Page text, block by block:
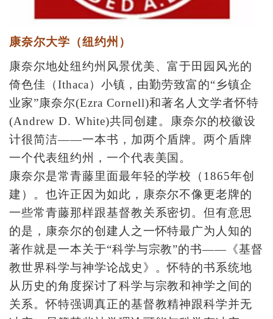
康奈尔大学（纽约州）
康奈尔地处纽约州风景优美、富于田园风光的
倚色佳（Ithaca）小镇，由勤劳致富的“乡镇企
业家”康奈尔(Ezra Cornell)和著名人文学者怀特
(Andrew D. White)共同创建。康奈尔的校徽设
计很简洁——一本书，加两个盾牌。两个盾牌
一个代表纽约州，一个代表美国。
康奈尔是常青藤里面最年轻的学校（1865年创
建）。也许正因为如此，康奈尔不像更老牌的
一些常青藤那样跟基督教关系密切。但有意思
的是，康奈尔的创建人之一怀特最广为人知的
著作就是一本关于“科学与宗教”的书——《基督
教世界科学与神学论战史》。怀特的书系统地
从历史的角度探讨了科学与宗教和神学之间的
关系。怀特强调真正的基督教精神跟科学并无